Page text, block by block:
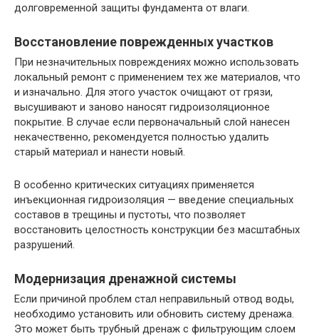
долговременной защиты фундамента от влаги.
Восстановление поврежденных участков
При незначительных повреждениях можно использовать
локальный ремонт с применением тех же материалов, что
и изначально. Для этого участок очищают от грязи,
высушивают и заново наносят гидроизоляционное
покрытие. В случае если первоначальный слой нанесен
некачественно, рекомендуется полностью удалить
старый материал и нанести новый.
В особенно критических ситуациях применяется
инъекционная гидроизоляция — введение специальных
составов в трещины и пустоты, что позволяет
восстановить целостность конструкции без масштабных
разрушений.
Модернизация дренажной системы
Если причиной проблем стал неправильный отвод воды,
необходимо установить или обновить систему дренажа.
Это может быть трубный дренаж с фильтрующим слоем